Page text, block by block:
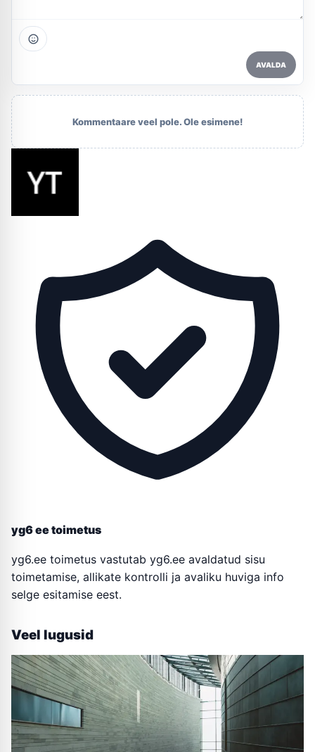
AVALDA
Kommentaare veel pole. Ole esimene!
yg6 ee toimetus
yg6.ee toimetus vastutab yg6.ee avaldatud sisu
toimetamise, allikate kontrolli ja avaliku huviga info
selge esitamise eest.
Veel lugusid